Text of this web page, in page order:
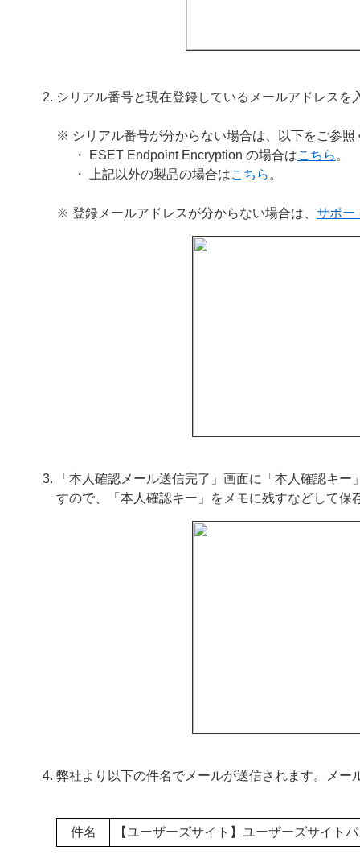
シリアル番号と現在登録しているメールアドレス
※ シリアル番号が分からない場合は、以下をご参照
・ ESET Endpoint Encryption の場合はこちら 。
・ 上記以外の製品の場合はこちら 。
※ 登録メールアドレスが分からない場合は、 サポー
「本人確認メール送信完了」画面に「本人確認キ
すので、「本人確認キー」をメモに残すなどして保
弊社より以下の件名でメールが送信されます。メー
件名 【ユーザーズサイト】ユーザーズサイト